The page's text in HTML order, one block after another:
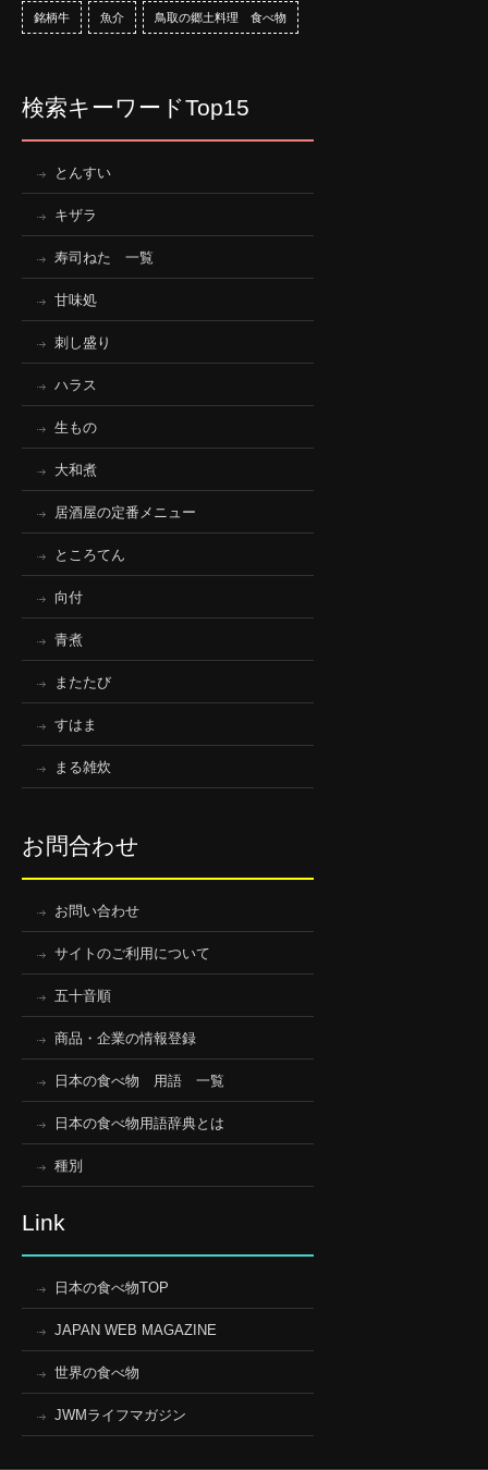
銘柄牛 魚介 鳥取の郷土料理 食べ物
検索キーワードTop15
とんすい
キザラ
寿司ねた 一覧
甘味処
刺し盛り
ハラス
生もの
大和煮
居酒屋の定番メニュー
ところてん
向付
青煮
またたび
すはま
まる雑炊
お問合わせ
お問い合わせ
サイトのご利用について
五十音順
商品・企業の情報登録
日本の食べ物 用語 一覧
日本の食べ物用語辞典とは
種別
Link
日本の食べ物TOP
JAPAN WEB MAGAZINE
世界の食べ物
JWMライフマガジン